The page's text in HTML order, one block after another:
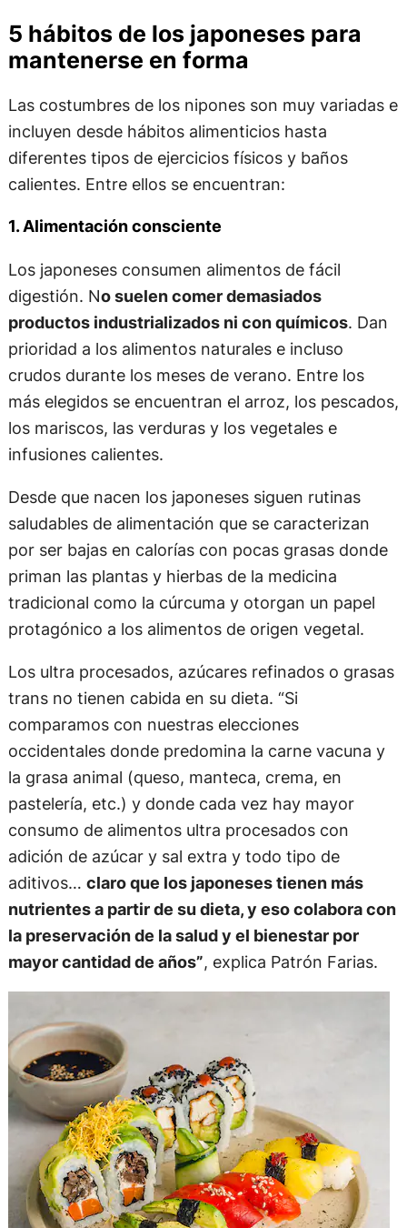
5 hábitos de los japoneses para
mantenerse en forma
Las costumbres de los nipones son muy variadas e
incluyen desde hábitos alimenticios hasta
diferentes tipos de ejercicios físicos y baños
calientes. Entre ellos se encuentran:
1. Alimentación consciente
Los japoneses consumen alimentos de fácil
digestión. No suelen comer demasiados
productos industrializados ni con químicos. Dan
prioridad a los alimentos naturales e incluso
crudos durante los meses de verano. Entre los
más elegidos se encuentran el arroz, los pescados,
los mariscos, las verduras y los vegetales e
infusiones calientes.
Desde que nacen los japoneses siguen rutinas
saludables de alimentación que se caracterizan
por ser bajas en calorías con pocas grasas donde
priman las plantas y hierbas de la medicina
tradicional como la cúrcuma y otorgan un papel
protagónico a los alimentos de origen vegetal.
Los ultra procesados, azúcares refinados o grasas
trans no tienen cabida en su dieta. “Si
comparamos con nuestras elecciones
occidentales donde predomina la carne vacuna y
la grasa animal (queso, manteca, crema, en
pastelería, etc.) y donde cada vez hay mayor
consumo de alimentos ultra procesados con
adición de azúcar y sal extra y todo tipo de
aditivos… claro que los japoneses tienen más
nutrientes a partir de su dieta, y eso colabora con
la preservación de la salud y el bienestar por
mayor cantidad de años”, explica Patrón Farias.